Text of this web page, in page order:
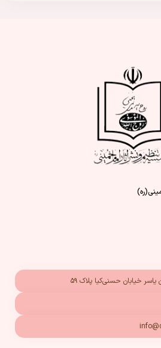
یاسر خیابان حسنی‌کیا پلاک ۵۹